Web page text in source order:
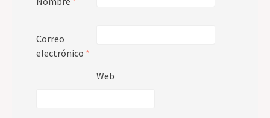
Correo
electrónico *
Web